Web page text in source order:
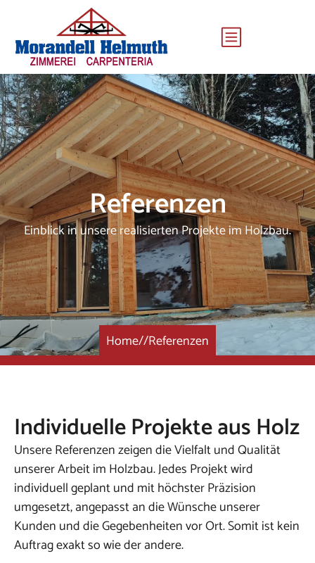
Referenzen
Einblick in unsere realisierten Projekte im Holzbau.
Home//Referenzen
Individuelle Projekte aus Holz
Unsere Referenzen zeigen die Vielfalt und Qualität
unserer Arbeit im Holzbau. Jedes Projekt wird
individuell geplant und mit höchster Präzision
umgesetzt, angepasst an die Wünsche unserer
Kunden und die Gegebenheiten vor Ort. Somit ist kein
Auftrag exakt so wie der andere.